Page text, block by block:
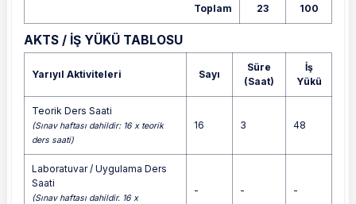
Toplam 23 100
AKTS / İŞ YÜKÜ TABLOSU
Yarıyıl Aktiviteleri Sayı
Süre
(Saat)
İş
Yükü
Teorik Ders Saati
(Sınav haftası dahildir: 16 x teorik
ders saati)
16 3 48
Laboratuvar / Uygulama Ders
Saati
(Sınav haftası dahildir. 16 x
- - -